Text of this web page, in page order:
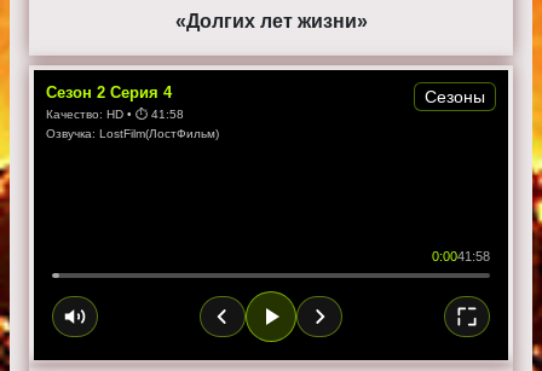
«Долгих лет жизни»
Сезон 2 Серия 4
Качество: HD • ⏱ 41:58
Озвучка: LostFilm(ЛостФильм)
0:0041:58
Сезоны